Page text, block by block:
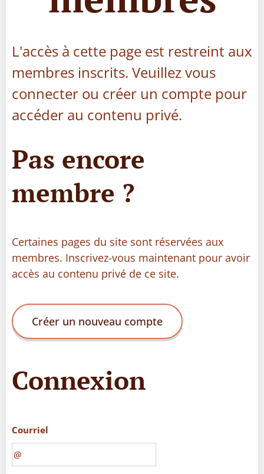
L'accès à cette page est restreint aux
membres inscrits. Veuillez vous
connecter ou créer un compte pour
accéder au contenu privé.
Pas encore
membre ?
Certaines pages du site sont réservées aux
membres. Inscrivez-vous maintenant pour avoir
accès au contenu privé de ce site.
Créer un nouveau compte
Connexion
Courriel